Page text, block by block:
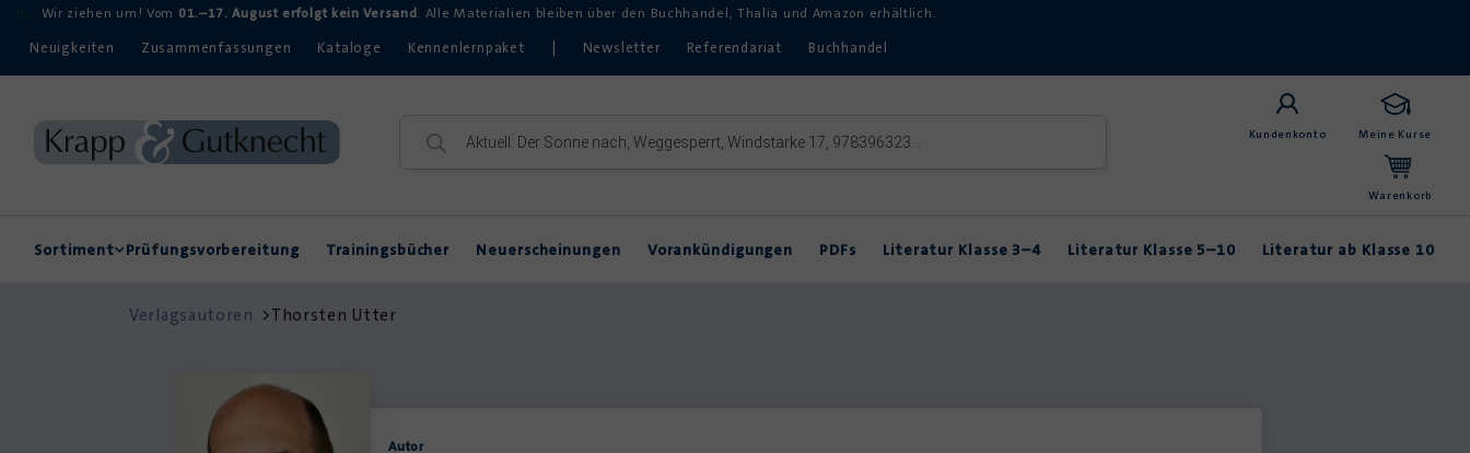
Wir ziehen um! Vom 01.–17. August erfolgt kein Versand. Alle Materialien bleiben über den Buchhandel, Thalia und Amazon erhältlich.
Neuigkeiten Zusammenfassungen Kataloge Kennenlernpaket Newsletter Referendariat Buchhandel
Kundenkonto Meine Kurse
Warenkorb
Sortiment Prüfungsvorbereitung Trainingsbücher Neuerscheinungen Vorankündigungen PDFs Literatur Klasse 3–4 Literatur Klasse 5–10 Literatur ab Klasse 10
Verlagsautoren >Thorsten Utter
Autor